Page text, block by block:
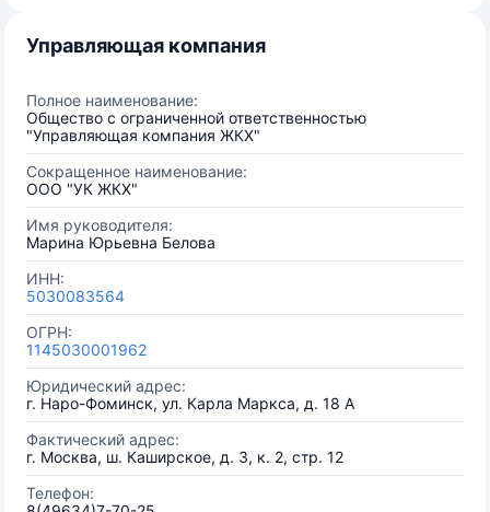
Управляющая компания
Полное наименование:
Общество с ограниченной ответственностью
"Управляющая компания ЖКХ"
Сокращенное наименование:
ООО "УК ЖКХ"
Имя руководителя:
Марина Юрьевна Белова
ИНН:
5030083564
ОГРН:
1145030001962
Юридический адрес:
г. Наро-Фоминск, ул. Карла Маркса, д. 18 А
Фактический адрес:
г. Москва, ш. Каширское, д. 3, к. 2, стр. 12
Телефон: